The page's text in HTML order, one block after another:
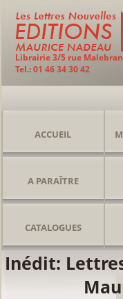
Librairie 3/5 rue
Tel.: 01 46 34 30 42
ACCUEIL
A PARAÎTRE
CATALOGUES
Inédit: